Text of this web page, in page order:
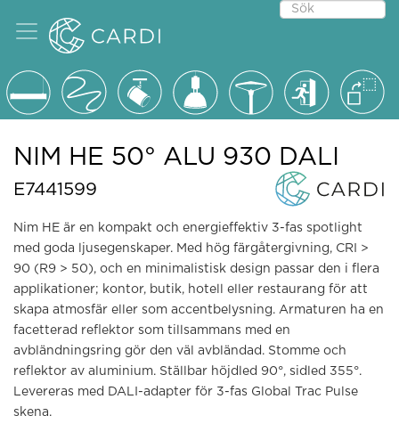
NIM HE 50° ALU 930 DALI
E7441599
Nim HE är en kompakt och energieffektiv 3-fas spotlight
med goda ljusegenskaper. Med hög färgåtergivning, CRI >
90 (R9 > 50), och en minimalistisk design passar den i flera
applikationer; kontor, butik, hotell eller restaurang för att
skapa atmosfär eller som accentbelysning. Armaturen ha en
facetterad reflektor som tillsammans med en
avbländningsring gör den väl avbländad. Stomme och
reflektor av aluminium. Ställbar höjdled 90°, sidled 355°.
Levereras med DALI-adapter för 3-fas Global Trac Pulse
skena.